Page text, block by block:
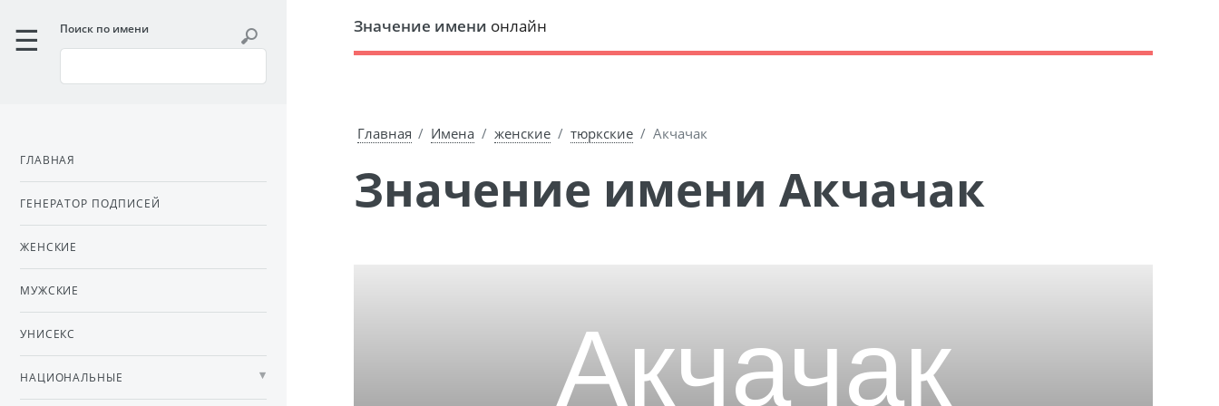
Значение имени онлайн
Главная Имена женские тюркские Акчачак
Значение имени Акчачак
Поиск по имени
ГЛАВНАЯ
ГЕНЕРАТОР ПОДПИСЕЙ
ЖЕНСКИЕ
МУЖСКИЕ
УНИСЕКС
НАЦИОНАЛЬНЫЕ